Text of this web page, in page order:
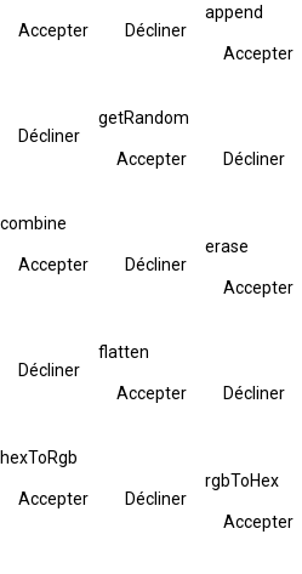
Accepter Décliner
append
Accepter
Décliner
getRandom
Accepter Décliner
combine
Accepter Décliner
erase
Accepter
Décliner
flatten
Accepter Décliner
hexToRgb
Accepter Décliner
rgbToHex
Accepter